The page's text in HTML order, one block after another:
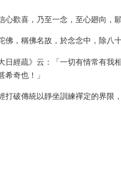
心歡喜，乃至一念，至心廻向，
佛，稱佛名故，於念念中，除八
日經疏》云：「一切有情常有我
希奇也！」
打破傳統以靜坐訓練禪定的界限